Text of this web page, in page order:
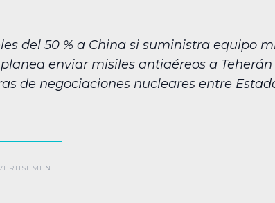
del 50 % a China si suministra equipo
enviar misiles antiaéreos a Teherán
de negociaciones nucleares entre